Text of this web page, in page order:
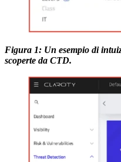
Figura 1: Un esempio di
scoperte da CTD.